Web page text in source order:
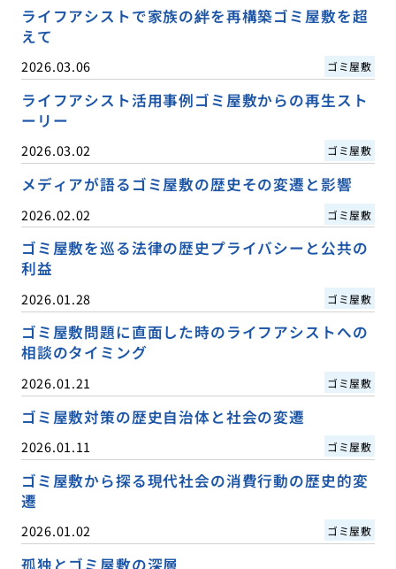
ライフアシストで家族の絆を再構築ゴミ屋敷を超
えて
2026.03.06 ゴミ屋敷
ライフアシスト活用事例ゴミ屋敷からの再生スト
ーリー
2026.03.02 ゴミ屋敷
メディアが語るゴミ屋敷の歴史その変遷と影響
2026.02.02 ゴミ屋敷
ゴミ屋敷を巡る法律の歴史プライバシーと公共の
利益
2026.01.28 ゴミ屋敷
ゴミ屋敷問題に直面した時のライフアシストへの
相談のタイミング
2026.01.21 ゴミ屋敷
ゴミ屋敷対策の歴史自治体と社会の変遷
2026.01.11 ゴミ屋敷
ゴミ屋敷から探る現代社会の消費行動の歴史的変
遷
2026.01.02 ゴミ屋敷
孤独とゴミ屋敷の深層